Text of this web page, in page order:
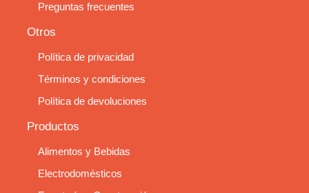
Preguntas frecuentes
Otros
Política de privacidad
Términos y condiciones
Política de devoluciones
Productos
Alimentos y Bebidas
Electrodomésticos